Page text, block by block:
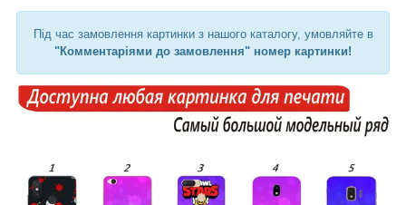
Під час замовлення картинки з нашого каталогу, умовляйте в
"Комментаріями до замовлення" номер картинки!